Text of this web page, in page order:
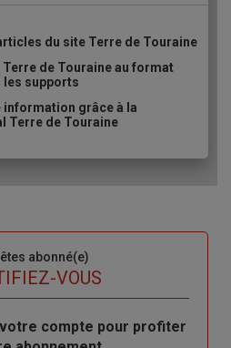
du site Terre de Touraine
de Touraine au format
les supports
information grâce à la
Terre de Touraine
abonné(e)
VOUS
compte pour profiter